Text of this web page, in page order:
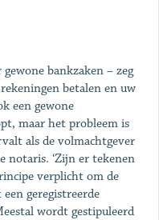
bankzaken – zeg
betalen en uw
een gewone
maar het probleem is
als de volmachtgever
notaris. ‘Zijn er tekenen
verplicht om de
geregistreerde
wordt gestipuleerd